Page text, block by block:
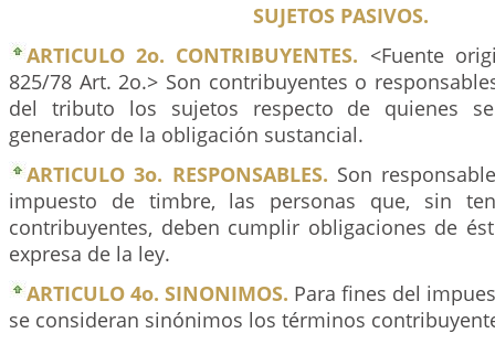
SUJETOS PASIVOS.
ARTICULO 2o. CONTRIBUYENTES. <Fuente
825/78 Art. 2o.> Son contribuyentes o
del tributo los sujetos respecto de quienes
generador de la obligación sustancial.
ARTICULO 3o. RESPONSABLES. Son
impuesto de timbre, las personas que, sin
contribuyentes, deben cumplir obligaciones de
expresa de la ley.
ARTICULO 4o. SINONIMOS. Para fines del
se consideran sinónimos los términos